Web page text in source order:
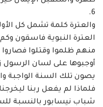
والعترة كلمة تشمل كل
العترة النبوية فاسقون
منهم ظلموا وقتلوا فصاروا
أوجبوها ‏على لسان الرسول
يصون تلك السنة الواجبة
فلماذا لم يفعل ربنا
شباب نيسابور بالنسبة